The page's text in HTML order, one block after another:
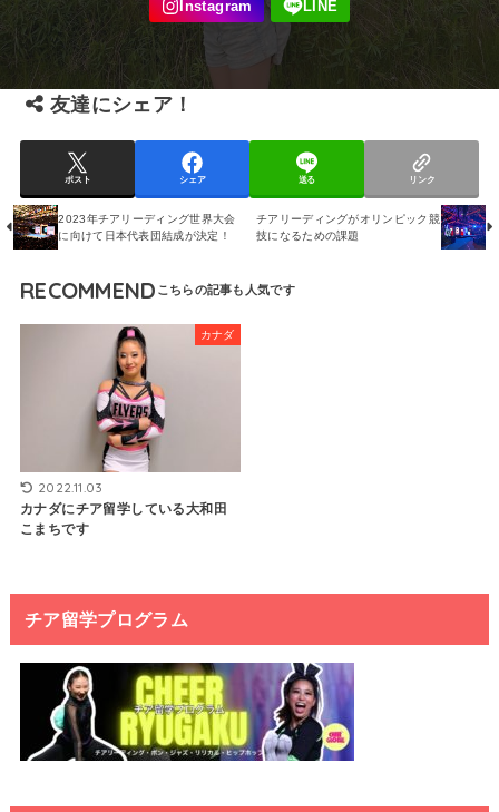
友達にシェア！
ポスト シェア 送る リンク
2023年チアリーディング世界大会
に向けて日本代表団結成が決定！
チアリーディングがオリンピック競
技になるための課題
RECOMMEND
カナダ
2022.11.03
カナダにチア留学している大和田
こまちです
チア留学プログラム